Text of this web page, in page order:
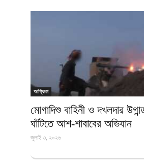
আফ্রিকা
মোগাদিশু বাহিনী ও দখলদার
ঘাঁটিতে আশ-শাবাবের অভিযান
জুলাই ৩, ২০২৬